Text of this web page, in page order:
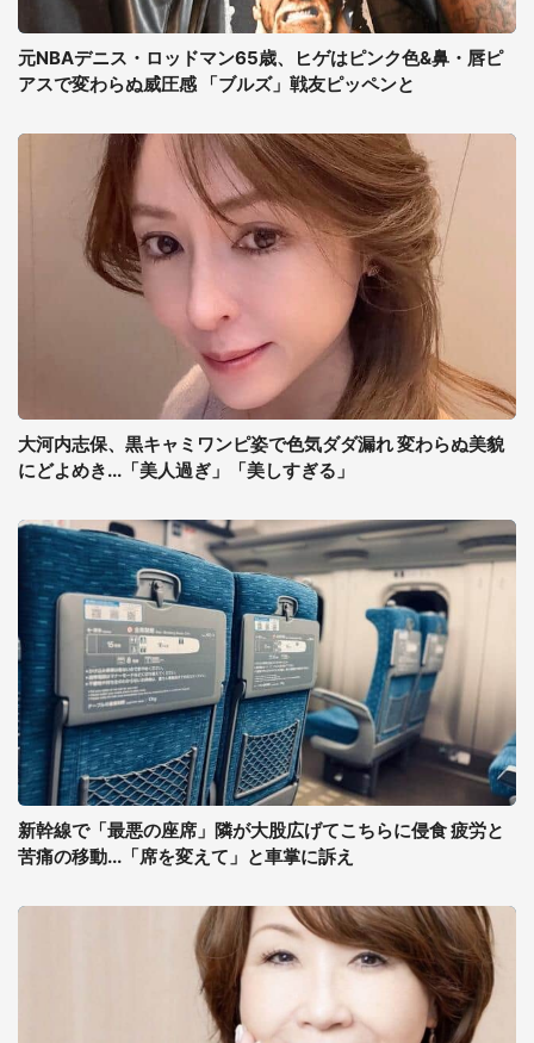
元NBAデニス・ロッドマン65歳、ヒゲはピンク色&鼻・唇ピ
アスで変わらぬ威圧感 「ブルズ」戦友ピッペンと
大河内志保、黒キャミワンピ姿で色気ダダ漏れ 変わらぬ美貌
にどよめき...「美人過ぎ」「美しすぎる」
新幹線で「最悪の座席」隣が大股広げてこちらに侵食 疲労と
苦痛の移動...「席を変えて」と車掌に訴え